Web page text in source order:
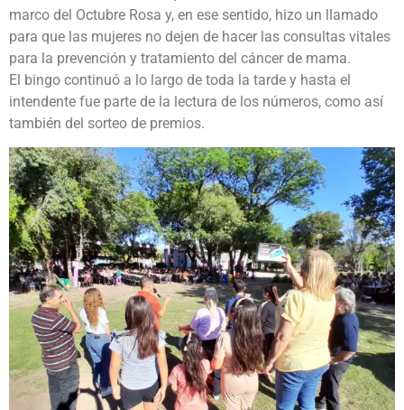
marco del Octubre Rosa y, en ese sentido, hizo un llamado
para que las mujeres no dejen de hacer las consultas vitales
para la prevención y tratamiento del cáncer de mama.
El bingo continuó a lo largo de toda la tarde y hasta el
intendente fue parte de la lectura de los números, como así
también del sorteo de premios.